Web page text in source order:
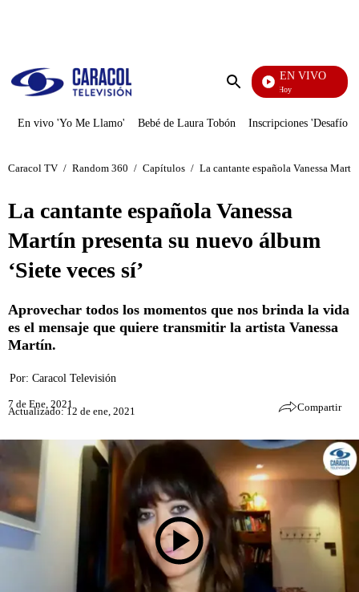
Enviar
EN VIVO
La Finca De Hoy
En vivo 'Yo Me Llamo' Bebé de Laura Tobón Inscripciones 'Desafío'
Caracol TV / Random 360 / Capítulos / La cantante española Vanessa
La cantante española Vanessa
Martín presenta su nuevo álbum
‘Siete veces sí’
Aprovechar todos los momentos que nos brinda la vida
es el mensaje que quiere transmitir la artista Vanessa
Martín.
Por: Caracol Televisión
7 de Ene, 2021
Actualizado: 12 de ene, 2021 Compartir